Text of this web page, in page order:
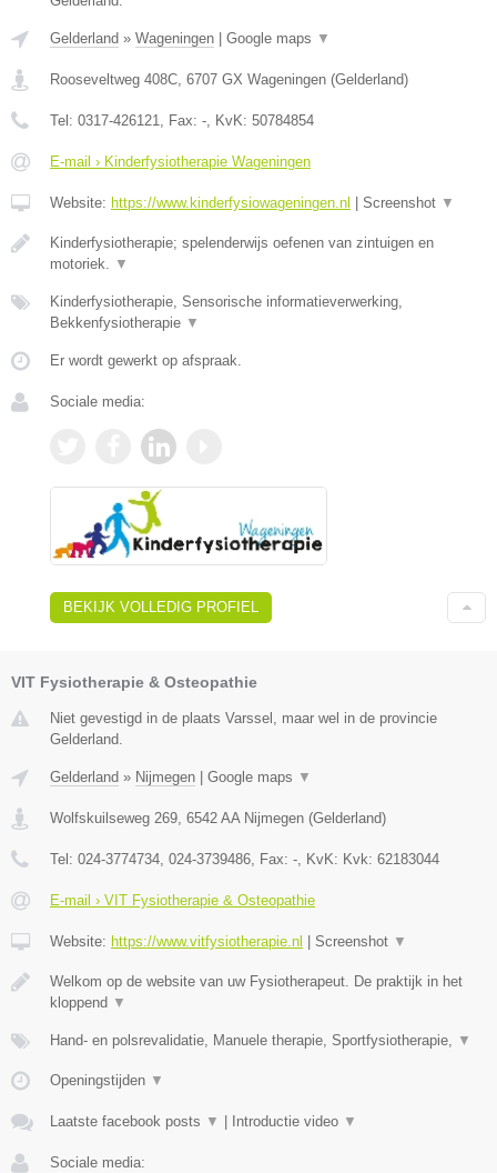
Gelderland » Wageningen Google maps ▼
Rooseveltweg 408C, 6707 GX Wageningen (Gelderland)
Tel: 0317-426121, Fax: -, KvK: 50784854
E-mail › Kinderfysiotherapie Wageningen
Website: https://www.kinderfysiowageningen.nl Screenshot ▼
Kinderfysiotherapie; spelenderwijs oefenen van zintuigen en
motoriek. ▼
Kinderfysiotherapie, Sensorische informatieverwerking,
Bekkenfysiotherapie ▼
Er wordt gewerkt op afspraak.
Sociale media:
BEKIJK VOLLEDIG PROFIEL
VIT Fysiotherapie & Osteopathie
Niet gevestigd in de plaats Varssel, maar wel in de provincie
Gelderland.
Gelderland » Nijmegen Google maps ▼
Wolfskuilseweg 269, 6542 AA Nijmegen (Gelderland)
Tel: 024-3774734, 024-3739486, Fax: -, KvK: Kvk: 62183044
E-mail › VIT Fysiotherapie & Osteopathie
Website: https://www.vitfysiotherapie.nl Screenshot ▼
Welkom op de website van uw Fysiotherapeut. De praktijk in het
kloppend ▼
Hand- en polsrevalidatie, Manuele therapie, Sportfysiotherapie, ▼
Openingstijden ▼
Laatste facebook posts ▼ Introductie video ▼
Sociale media: